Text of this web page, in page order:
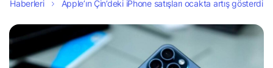
Haberleri
Apple’ın Çin’deki iPhone satışları ocakta artış gösterdi